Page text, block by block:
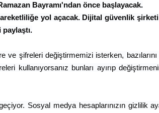
Bayramı'ndan önce başlayacak.
yol açacak. Dijital güvenlik şirketi
ve şifreleri değiştirmemizi isterken,
kullanıyorsanız bunları ayırıp
Sosyal medya hesaplarınızın gizlilik